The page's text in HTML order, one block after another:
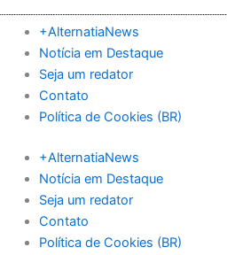
para
conteúdo
+AlternatiaNews
Notícia em Destaque
Seja um redator
Contato
Política de Cookies (BR)
+AlternatiaNews
Notícia em Destaque
Seja um redator
Contato
Política de Cookies (BR)